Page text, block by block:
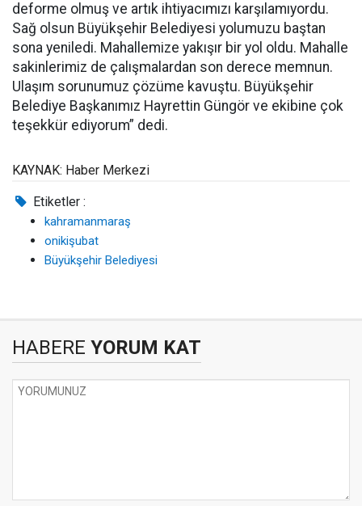
deforme olmuş ve artık ihtiyacımızı karşılamıyordu.
Sağ olsun Büyükşehir Belediyesi yolumuzu baştan
sona yeniledi. Mahallemize yakışır bir yol oldu. Mahalle
sakinlerimiz de çalışmalardan son derece memnun.
Ulaşım sorunumuz çözüme kavuştu. Büyükşehir
Belediye Başkanımız Hayrettin Güngör ve ekibine çok
teşekkür ediyorum” dedi.
KAYNAK: Haber Merkezi
Etiketler :
kahramanmaraş
onikişubat
Büyükşehir Belediyesi
HABERE YORUM KAT